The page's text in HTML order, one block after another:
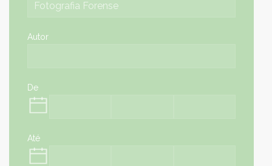
Autor
De
Até